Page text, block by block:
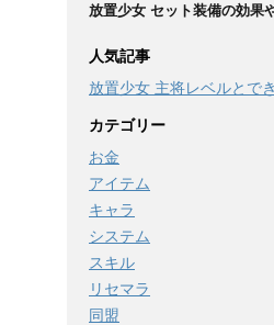
放置少女 セット装備の効果
人気記事
放置少女 主将レベルとで
カテゴリー
お金
アイテム
キャラ
システム
スキル
リセマラ
同盟